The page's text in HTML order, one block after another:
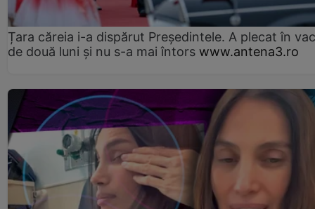
Țara căreia i-a dispărut Președintele. A plecat în
de două luni și nu s-a mai întors www.antena3.ro